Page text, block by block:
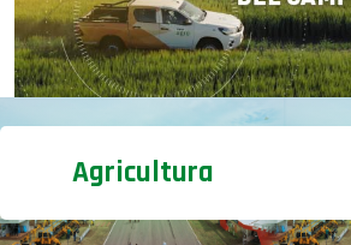
Agricultura